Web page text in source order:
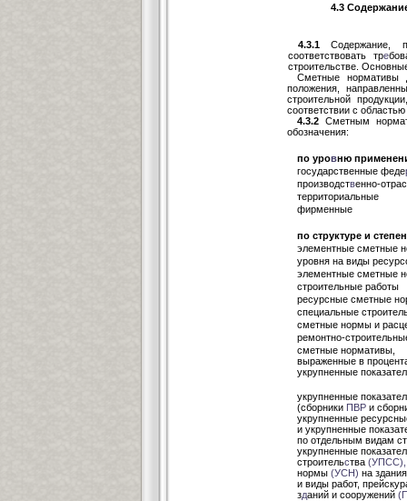
4.3
4.3.1 Содержание,
соответствовать тре
строительстве.
Сметные нормативы
положения,
строительной
соответствии с
4.3.2 Сметным
обозначения:
по уровню
государственные феде
производственно-
по структуре и
элементные сметные
уровня на
элементные сметные
ресурсные сметные
специальные
сметные нормы и
ремонтно-
сметные нормативы,
укрупненные
укрупненные
(сборники ПВР и
укрупненные
и укрупненные
по отдельным
укрупненные
строительства (УПСС),
нормы (УСН) на
и виды работ,
зданий и сооружений